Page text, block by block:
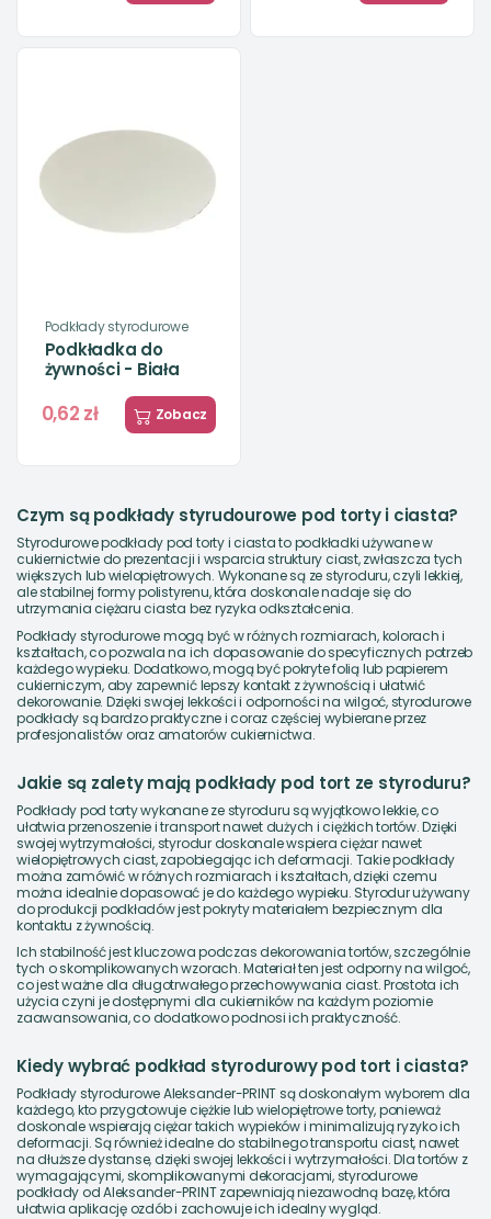
Podkłady styrodurowe
Podkładka do
żywności - Biała
0,62 zł Zobacz
Czym są podkłady styrudourowe pod torty i ciasta?
Styrodurowe podkłady pod torty i ciasta to podkładki używane w
cukiernictwie do prezentacji i wsparcia struktury ciast, zwłaszcza tych
większych lub wielopiętrowych. Wykonane są ze styroduru, czyli lekkiej,
ale stabilnej formy polistyrenu, która doskonale nadaje się do
utrzymania ciężaru ciasta bez ryzyka odkształcenia.
Podkłady styrodurowe mogą być w różnych rozmiarach, kolorach i
kształtach, co pozwala na ich dopasowanie do specyficznych potrzeb
każdego wypieku. Dodatkowo, mogą być pokryte folią lub papierem
cukierniczym, aby zapewnić lepszy kontakt z żywnością i ułatwić
dekorowanie. Dzięki swojej lekkości i odporności na wilgoć, styrodurowe
podkłady są bardzo praktyczne i coraz częściej wybierane przez
profesjonalistów oraz amatorów cukiernictwa.
Jakie są zalety mają podkłady pod tort ze styroduru?
Podkłady pod torty wykonane ze styroduru są wyjątkowo lekkie, co
ułatwia przenoszenie i transport nawet dużych i ciężkich tortów. Dzięki
swojej wytrzymałości, styrodur doskonale wspiera ciężar nawet
wielopiętrowych ciast, zapobiegając ich deformacji. Takie podkłady
można zamówić w różnych rozmiarach i kształtach, dzięki czemu
można idealnie dopasować je do każdego wypieku. Styrodur używany
do produkcji podkładów jest pokryty materiałem bezpiecznym dla
kontaktu z żywnością.
Ich stabilność jest kluczowa podczas dekorowania tortów, szczególnie
tych o skomplikowanych wzorach. Materiał ten jest odporny na wilgoć,
co jest ważne dla długotrwałego przechowywania ciast. Prostota ich
użycia czyni je dostępnymi dla cukierników na każdym poziomie
zaawansowania, co dodatkowo podnosi ich praktyczność.
Kiedy wybrać podkład styrodurowy pod tort i ciasta?
Podkłady styrodurowe Aleksander-PRINT są doskonałym wyborem dla
każdego, kto przygotowuje ciężkie lub wielopiętrowe torty, ponieważ
doskonale wspierają ciężar takich wypieków i minimalizują ryzyko ich
deformacji. Są również idealne do stabilnego transportu ciast, nawet
na dłuższe dystanse, dzięki swojej lekkości i wytrzymałości. Dla tortów z
wymagającymi, skomplikowanymi dekoracjami, styrodurowe
podkłady od Aleksander-PRINT zapewniają niezawodną bazę, która
ułatwia aplikację ozdób i zachowuje ich idealny wygląd.